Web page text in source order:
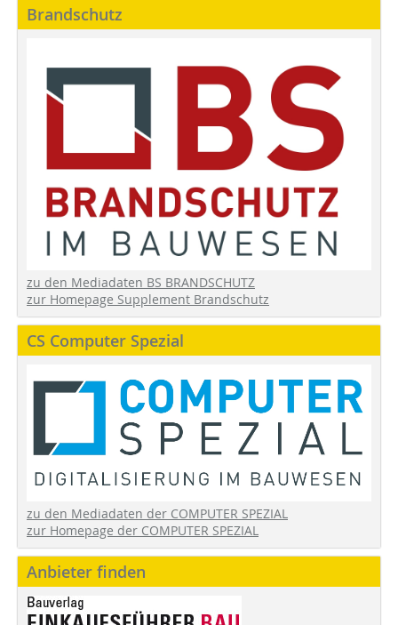
Brandschutz
zu den Mediadaten BS BRANDSCHUTZ
zur Homepage Supplement Brandschutz
CS Computer Spezial
zu den Mediadaten der COMPUTER SPEZIAL
zur Homepage der COMPUTER SPEZIAL
Anbieter finden